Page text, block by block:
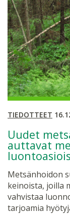
TIEDOTTEET
Uudet
auttavat
Metsänhoidon
keinoista, joilla
vahvistaa
tarjoamia